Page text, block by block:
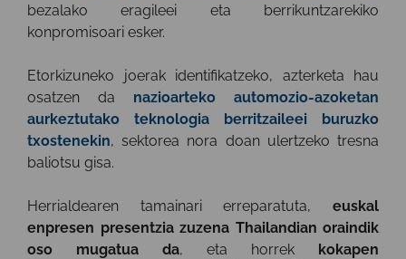
bezalako eragileei eta berrikuntzarekiko
konpromisoari esker.
Etorkizuneko joerak identifikatzeko, azterketa hau
osatzen da nazioarteko automozio-azoketan
aurkeztutako teknologia berritzaileei buruzko
txostenekin, sektorea nora doan ulertzeko tresna
baliotsu gisa.
Herrialdearen tamainari erreparatuta, euskal
enpresen presentzia zuzena Thailandian oraindik
oso mugatua da, eta horrek kokapen